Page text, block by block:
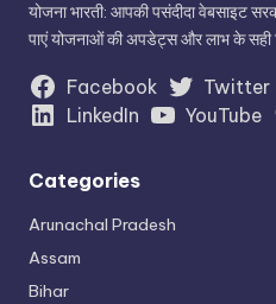
योजना भारती: आपकी पसंदीदा वेबसाइट
पाएं योजनाओं की अपडेट्स और लाभ के सही
Facebook Twitter
LinkedIn
YouTube
Categories
Arunachal Pradesh
Assam
Bihar